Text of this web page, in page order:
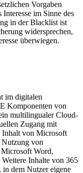
Vorgaben
im Sinne des
in der Blacklist ist
widersprechen,
überwiegen.
im digitalen
Komponenten von
multilingualer Cloud-
Zugang mit
Inhalt von Microsoft
von
Word,
Inhalte von 365
dem Nutzer eigene